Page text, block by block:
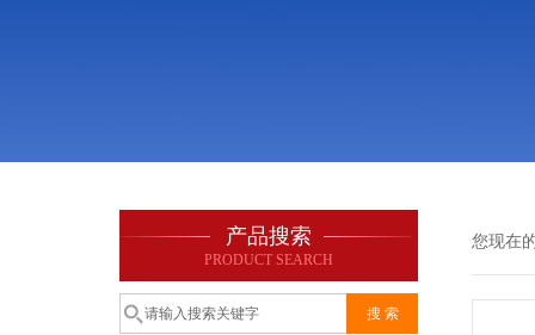
产品搜索
PRODUCT SEARCH
您现在